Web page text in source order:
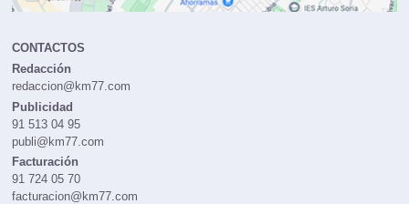
CONTACTOS
Redacción
redaccion@km77.com
Publicidad
91 513 04 95
publi@km77.com
Facturación
91 724 05 70
facturacion@km77.com